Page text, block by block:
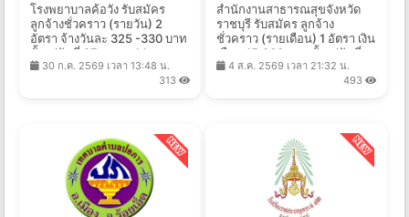
โรงพยาบาลค้อวัง รับสมัคร
ลูกจ้างชั่วคราว (รายวัน) 2
อัตรา จ้างวันละ 325 -330 บาท
ตั้งแต่วันที่ 27 ก.ค. - 14 ส.ค.
256930 ก.ค. 2569 เวลา 13:48 น.
313
สำนักงานสาธารณสุขจังหวัด
ราชบุรี รับสมัคร ลูกจ้าง
ชั่วคราว (รายเดือน) 1 อัตรา เงิน
เดือน 15,000 บาท ตั้งแต่วันที่
5-11 ส.ค. 2569
4 ส.ค. 2569 เวลา 21:32 น.
493